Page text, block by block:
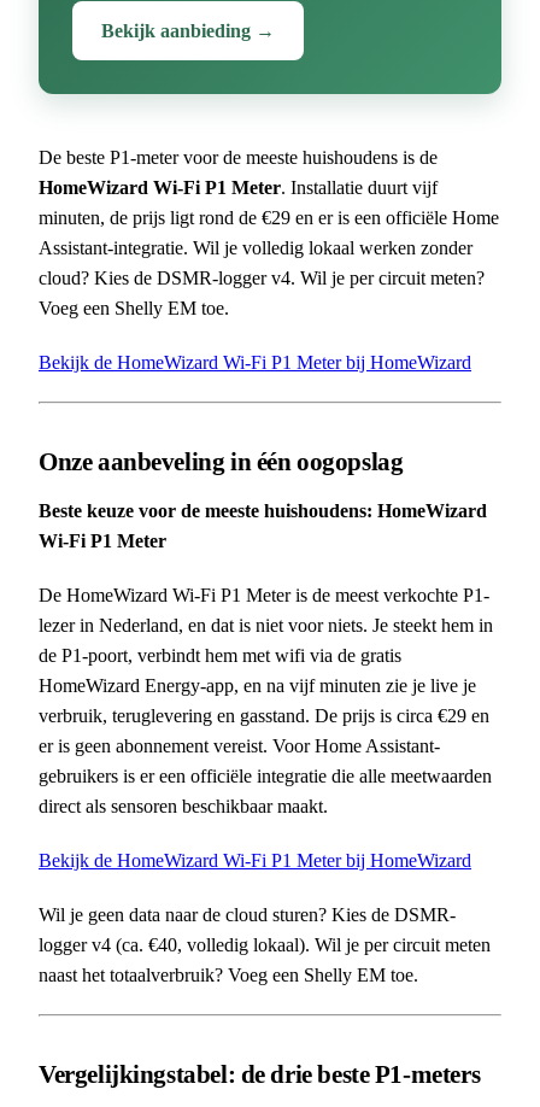
Bekijk aanbieding →
De beste P1-meter voor de meeste huishoudens is de
HomeWizard Wi-Fi P1 Meter. Installatie duurt vijf
minuten, de prijs ligt rond de €29 en er is een officiële Home
Assistant-integratie. Wil je volledig lokaal werken zonder
cloud? Kies de DSMR-logger v4. Wil je per circuit meten?
Voeg een Shelly EM toe.
Bekijk de HomeWizard Wi-Fi P1 Meter bij HomeWizard
Onze aanbeveling in één oogopslag
Beste keuze voor de meeste huishoudens: HomeWizard
Wi-Fi P1 Meter
De HomeWizard Wi-Fi P1 Meter is de meest verkochte P1-
lezer in Nederland, en dat is niet voor niets. Je steekt hem in
de P1-poort, verbindt hem met wifi via de gratis
HomeWizard Energy-app, en na vijf minuten zie je live je
verbruik, teruglevering en gasstand. De prijs is circa €29 en
er is geen abonnement vereist. Voor Home Assistant-
gebruikers is er een officiële integratie die alle meetwaarden
direct als sensoren beschikbaar maakt.
Bekijk de HomeWizard Wi-Fi P1 Meter bij HomeWizard
Wil je geen data naar de cloud sturen? Kies de DSMR-
logger v4 (ca. €40, volledig lokaal). Wil je per circuit meten
naast het totaalverbruik? Voeg een Shelly EM toe.
Vergelijkingstabel: de drie beste P1-meters